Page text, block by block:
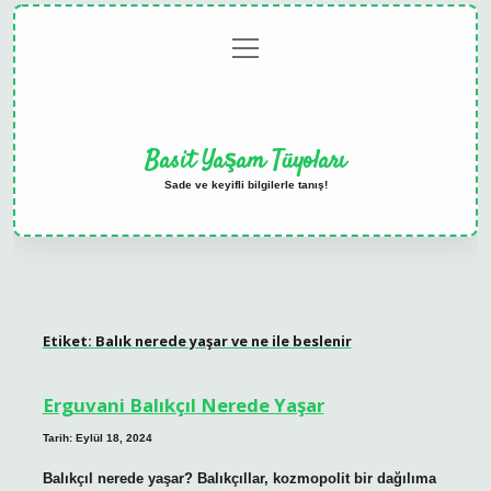
menüyü
aç
Basit Yaşam Tüyoları
Sade ve keyifli bilgilerle tanış!
Etiket: Balık nerede yaşar ve ne ile beslenir
Erguvani Balıkçıl Nerede Yaşar
Tarih: Eylül 18, 2024
Balıkçıl nerede yaşar? Balıkçıllar, kozmopolit bir dağılıma